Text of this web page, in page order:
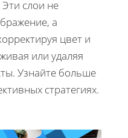
слои не
а
цвет и
или удаляя
Узнайте больше
стратегиях.